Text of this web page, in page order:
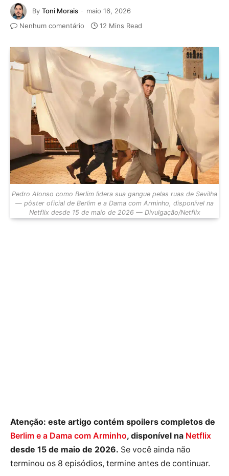
By Toni Morais
maio 16, 2026
Nenhum comentário
12 Mins Read
Pedro Alonso como Berlim lidera sua gangue pelas ruas de Sevilha
— pôster oficial de Berlim e a Dama com Arminho, disponível na
Netflix desde 15 de maio de 2026 — Divulgação/Netflix
Atenção: este artigo contém spoilers completos de
Berlim e a Dama com Arminho, disponível na Netflix
desde 15 de maio de 2026. Se você ainda não
terminou os 8 episódios, termine antes de continuar.